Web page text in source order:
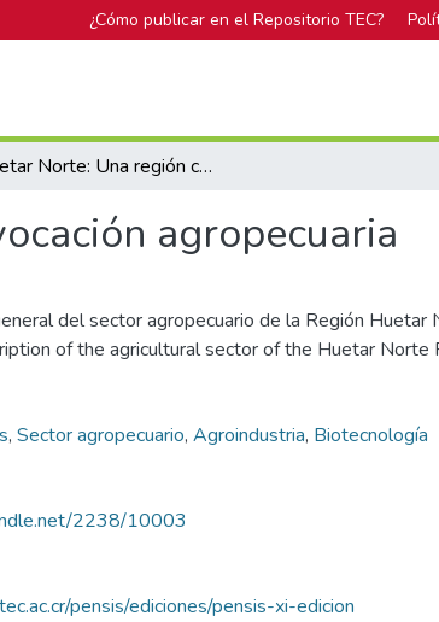
¿Cómo publicar en el Repositorio TEC?
Huetar Norte: Una región con vocación agropecuaria
agropecuaria
del sector agropecuario de la Región Huetar
of the agricultural sector of the Huetar Norte
, Sector agropecuario, Agroindustria, Biotecnología
2238/10003
pensis/ediciones/pensis-xi-edicion